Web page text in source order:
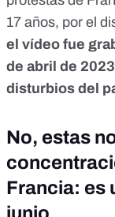
17 años, por el
el vídeo fue
de abril de
disturbios del
No, estas
Francia: es
junio